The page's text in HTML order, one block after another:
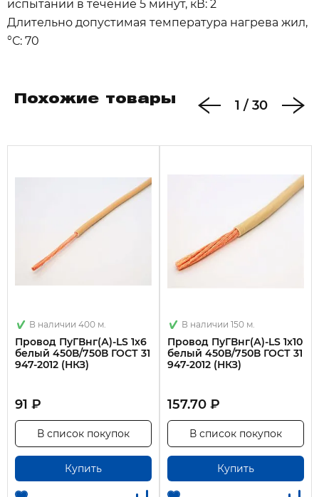
испытании в течение 5 минут, кВ: 2
Длительно допустимая температура нагрева жил,
°С: 70
Похожие товары 1 / 30
В наличии 400 м.
Провод ПуГВнг(А)-LS 1х6
белый 450В/750В ГОСТ 31
947-2012 (НКЗ)
91 ₽
Купить
В список покупок
В наличии 150 м.
Провод ПуГВнг(А)-LS 1х10
белый 450В/750В ГОСТ 31
947-2012 (НКЗ)
157.70 ₽
Купить
В список покупок